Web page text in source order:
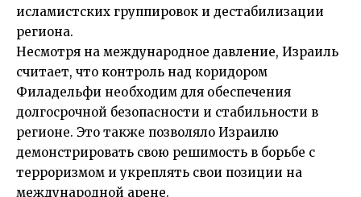
исламистских группировок и дестабилизации
региона.
Несмотря на международное давление, Израиль
считает, что контроль над коридором
Филадельфи необходим для обеспечения
долгосрочной безопасности и стабильности в
регионе. Это также позволяло Израилю
демонстрировать свою решимость в борьбе с
терроризмом и укреплять свои позиции на
международной арене.